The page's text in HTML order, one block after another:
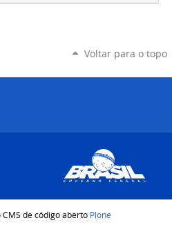
Voltar para o topo
de código aberto Plone